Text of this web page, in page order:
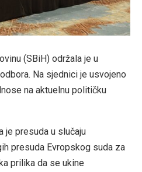
(SBiH) održala je u
Na sjednici je usvojeno
na aktuelnu političku
je presuda u slučaju
presuda Evropskog suda za
prilika da se ukine